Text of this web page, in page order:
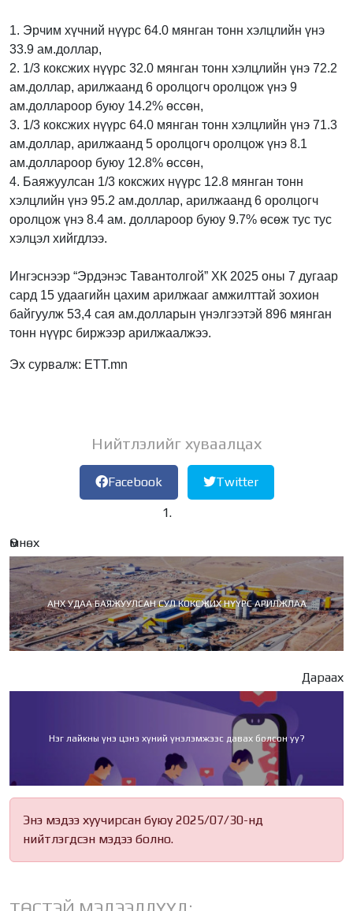
1. Эрчим хүчний нүүрс 64.0 мянган тонн хэлцлийн үнэ
33.9 ам.доллар,
2. 1/3 коксжих нүүрс 32.0 мянган тонн хэлцлийн үнэ 72.2
ам.доллар, арилжаанд 6 оролцогч оролцож үнэ 9
ам.доллароор буюу 14.2% өссөн,
3. 1/3 коксжих нүүрс 64.0 мянган тонн хэлцлийн үнэ 71.3
ам.доллар, арилжаанд 5 оролцогч оролцож үнэ 8.1
ам.доллароор буюу 12.8% өссөн,
4. Баяжуулсан 1/3 коксжих нүүрс 12.8 мянган тонн
хэлцлийн үнэ 95.2 ам.доллар, арилжаанд 6 оролцогч
оролцож үнэ 8.4 ам. доллароор буюу 9.7% өсөж тус тус
хэлцэл хийгдлээ.
Ингэснээр “Эрдэнэс Тавантолгой” ХК 2025 оны 7 дугаар
сард 15 удаагийн цахим арилжааг амжилттай зохион
байгуулж 53,4 сая ам.долларын үнэлгээтэй 896 мянган
тонн нүүрс биржээр арилжаалжээ.
Эх сурвалж: ETT.mn
Нийтлэлийг хуваалцах
Facebook Twitter
Өмнөх
АНХ УДАА БАЯЖУУЛСАН СУЛ КОКСЖИХ НҮҮРС АРИЛЖЛАА
Дараах
Нэг лайкны үнэ цэнэ хүний үнэлэмжээс давах болсон уу?
Энэ мэдээ хуучирсан буюу 2025/07/30-нд
нийтлэгдсэн мэдээ болно.